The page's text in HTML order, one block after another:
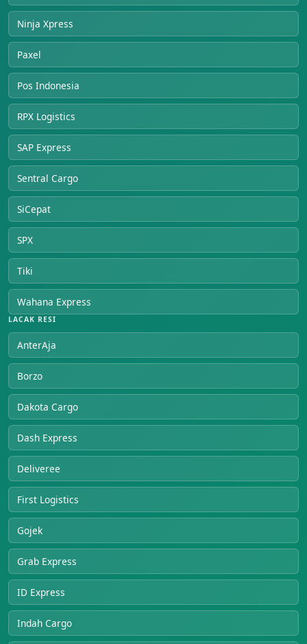
Ninja Xpress
Paxel
Pos Indonesia
RPX Logistics
SAP Express
Sentral Cargo
SiCepat
SPX
Tiki
Wahana Express
LACAK RESI
AnterAja
Borzo
Dakota Cargo
Dash Express
Deliveree
First Logistics
Gojek
Grab Express
ID Express
Indah Cargo